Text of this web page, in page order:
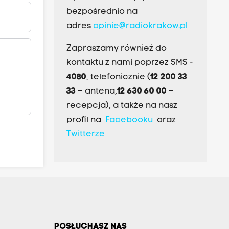
bezpośrednio na
adres opinie@radiokrakow.pl
Zapraszamy również do
kontaktu z nami poprzez SMS -
4080, telefonicznie (12 200 33
33– antena,12 630 60 00 –
recepcja), a także na nasz
profil na Facebookuoraz
Twitterze
POSŁUCHASZ NAS